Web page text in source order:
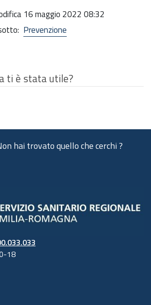
16 maggio 2022 08:32
Prevenzione
ti è stata utile?
hai trovato quello che cerchi ?
18